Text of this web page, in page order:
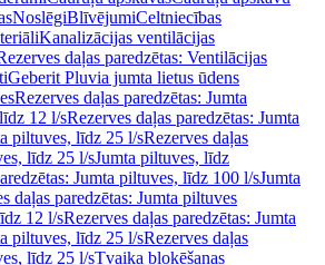
NoslēgiBlīvējumiCeltniecības
Kanalizācijas ventilācijas
daļas paredzētas: Ventilācijas
Geberit Pluvia jumta lietus ūdens
Rezerves daļas paredzētas: Jumta
12 l/sRezerves daļas paredzētas: Jumta
piltuves, līdz 25 l/sRezerves daļas
līdz 25 l/sJumta piltuves, līdz
Jumta piltuves, līdz 100 l/sJumta
daļas paredzētas: Jumta piltuves
12 l/sRezerves daļas paredzētas: Jumta
piltuves, līdz 25 l/sRezerves daļas
līdz 25 l/sTvaika bloķēšanas